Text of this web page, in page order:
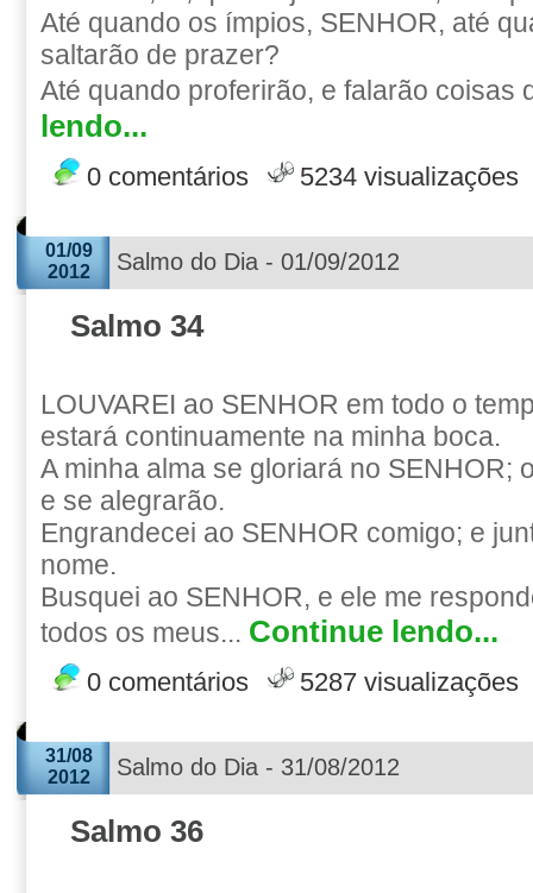
Até quando os ímpios, SENHOR, até
saltarão de prazer?
Até quando proferirão, e falarão coisas
lendo...
0 comentários 5234 visualizações
01/09
2012
Salmo do Dia - 01/09/2012
Salmo 34
LOUVAREI ao SENHOR em todo o
estará continuamente na minha boca.
A minha alma se gloriará no SENHOR;
e se alegrarão.
Engrandecei ao SENHOR comigo; e
nome.
Busquei ao SENHOR, e ele me
todos os meus... Continue lendo...
0 comentários 5287 visualizações
31/08
2012
Salmo do Dia - 31/08/2012
Salmo 36